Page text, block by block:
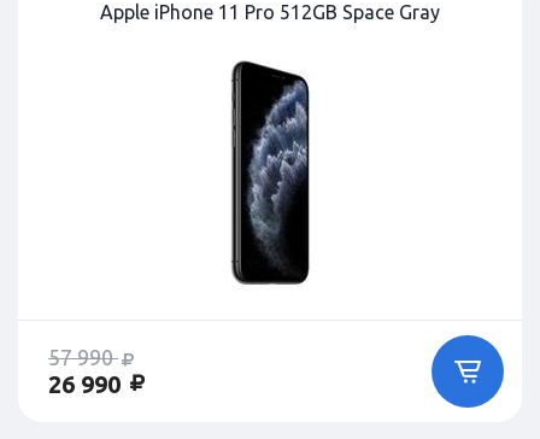
Apple iPhone 11 Pro 512GB Space Gray
57 990
26 990